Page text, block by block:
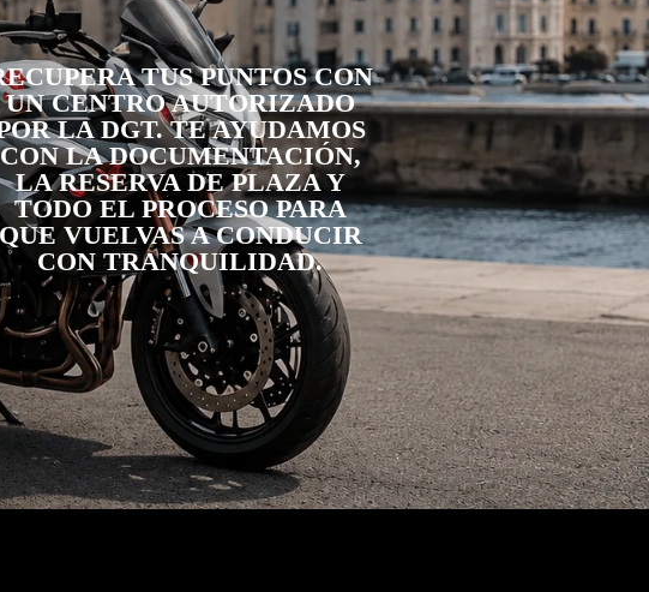
TUS PUNTOS CON
UN CENTRO AUTORIZADO
LA DGT. TE AYUDAMOS
CON LA DOCUMENTACIÓN,
LA RESERVA DE PLAZA Y
TODO EL PROCESO PARA
QUE VUELVAS A CONDUCIR
CON TRANQUILIDAD.